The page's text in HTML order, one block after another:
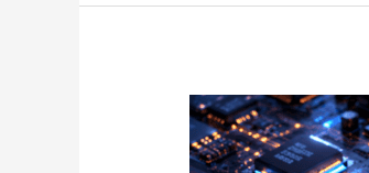
PCB
板
材